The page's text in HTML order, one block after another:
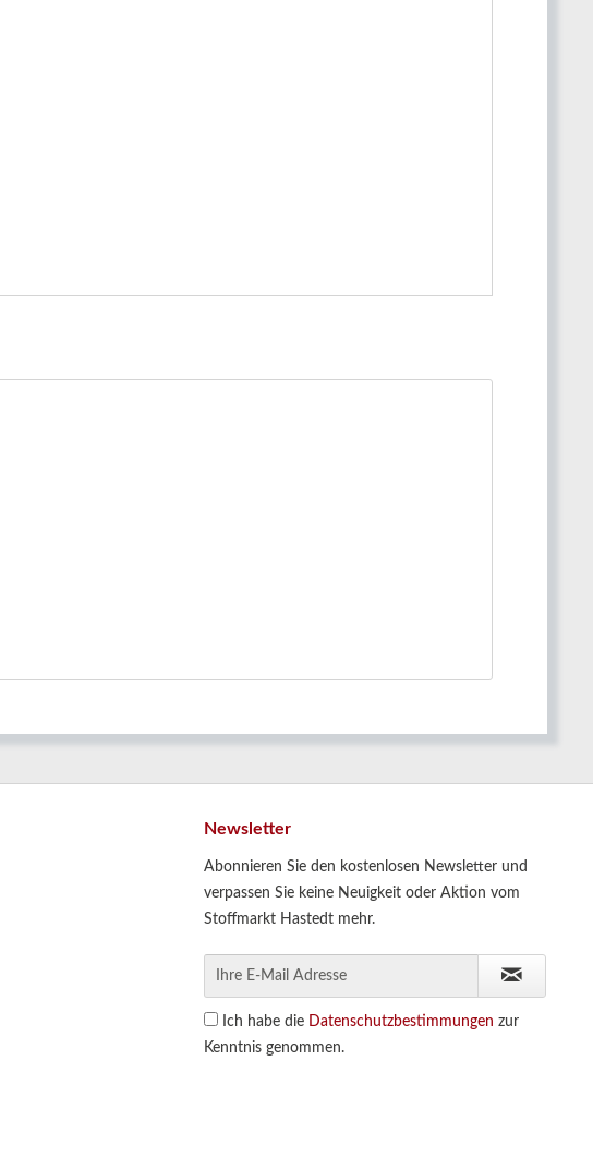
Newsletter
Abonnieren Sie den kostenlosen Newsletter und
verpassen Sie keine Neuigkeit oder Aktion vom
Stoffmarkt Hastedt mehr.
Ich habe die Datenschutzbestimmungen zur
Kenntnis genommen.